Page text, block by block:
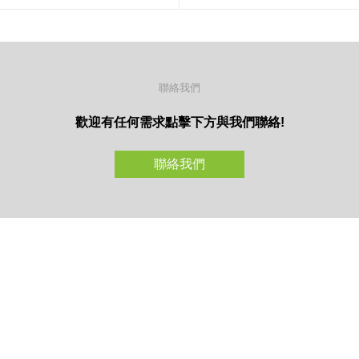
聯絡我們
歡迎有任何需求點擊下方與我們聯絡!
聯絡我們